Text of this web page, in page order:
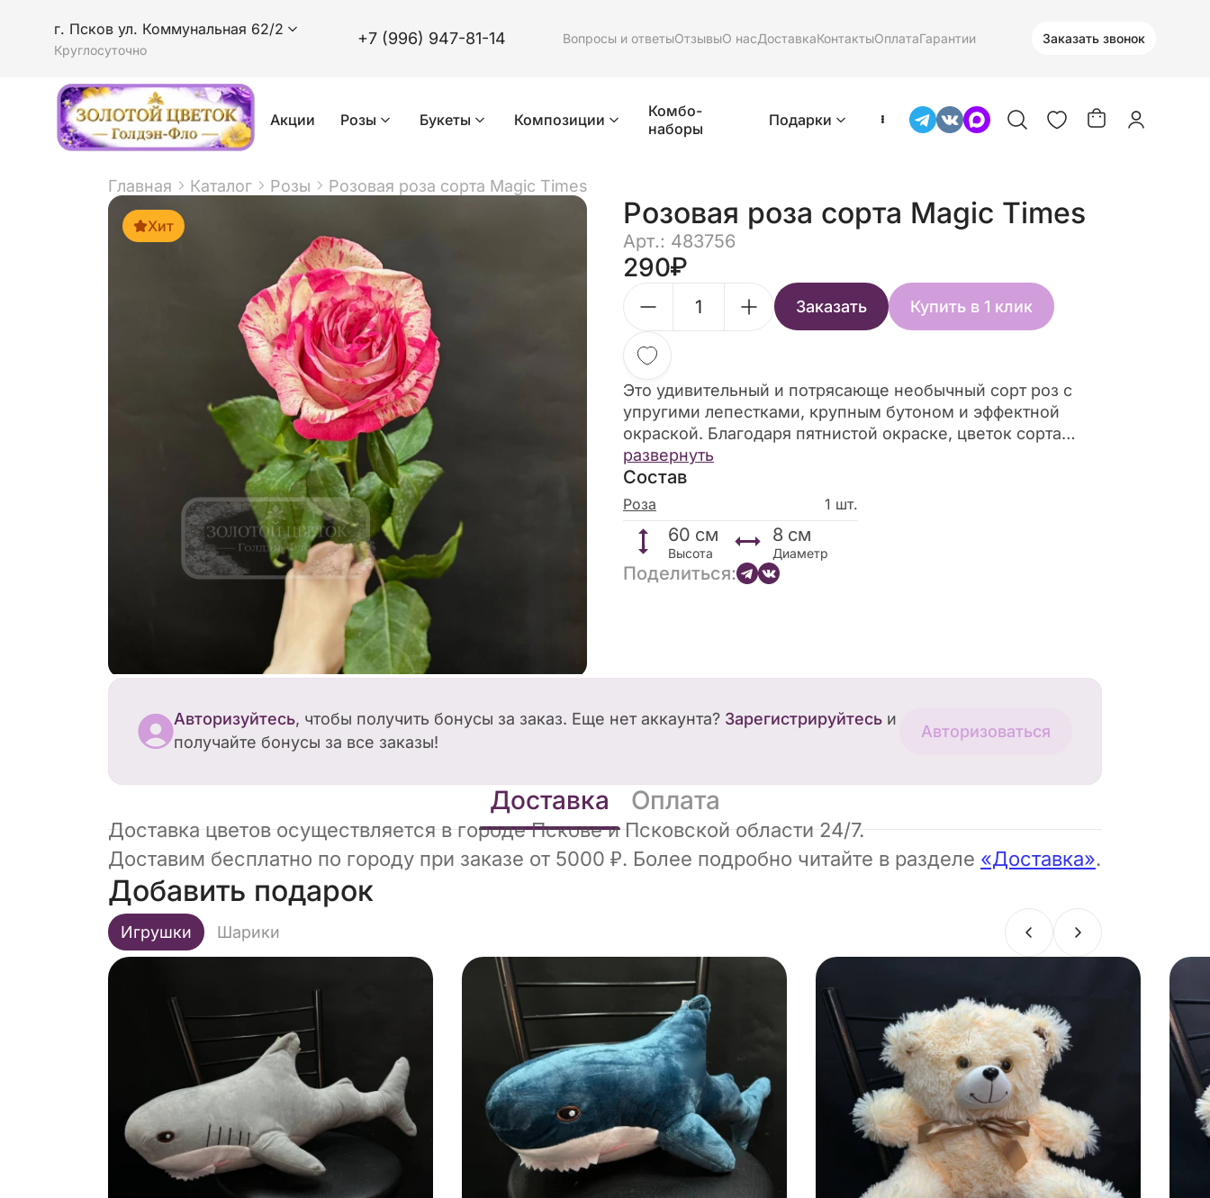
г. Псков ул. Коммунальная 62/2
Круглосуточно
+7 (996) 947-81-14 Вопросы и ответыОтзывыО насДоставкаКонтактыОплатаГарантии Заказать звонок
Акции Розы Букеты Композиции
Комбо-
наборы
Подарки
Главная Каталог Розы Розовая роза сорта Magic Times
Хит Розовая роза сорта Magic Times
Арт.: 483756
290
Заказать Купить в 1 клик
Это удивительный и потрясающе необычный сорт роз с
упругими лепестками, крупным бутоном и эффектной
окраской. Благодаря пятнистой окраске, цветок сорта
Меджик Таймс похож на сказочного леопарда розового
цвета. Такой эксклюзивный букет из необычных роз
придётся по душе ярким и энергичным, страстным и
развернуть
Состав
Роза 1 шт.
60 см
Высота
8 см
Диаметр
Поделиться:
Авторизуйтесь, чтобы получить бонусы за заказ. Еще нет аккаунта? Зарегистрируйтесь и
получайте бонусы за все заказы!
Авторизоваться
Доставка Оплата
Доставка цветов осуществляется в городе Пскове и Псковской области 24/7.
Доставим бесплатно по городу при заказе от 5000 ₽. Более подробно читайте в разделе «Доставка».
Добавить подарок
Игрушки Шарики